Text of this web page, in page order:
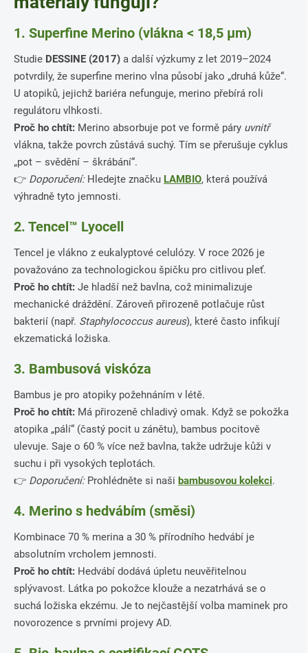
1. Superfine Merino (vlákna < 18,5 µm)
Studie DESSINE (2017) a další výzkumy z let 2019–2024
potvrdily, že superfine merino vlna působí jako „druhá kůže“.
U atopiků, jejichž bariéra nefunguje, merino přebírá roli
regulátoru vlhkosti.
Proč ho chtít: Merino absorbuje pot ve formě páry uvnitř
vlákna, takže povrch zůstává suchý. Tím se přerušuje cyklus
„pot – svědění – škrábání“.
👉 Doporučení:Hledejte značku LAMBIO, která používá
výhradně tyto jemnosti.
2. Tencel™ Lyocell
Tencel je vlákno z eukalyptové celulózy. V roce 2026 je
považováno za technologickou špičku pro citlivou pleť.
Proč ho chtít: Je hladší než bavlna, což minimalizuje
mechanické dráždění. Zároveň přirozeně potlačuje růst
bakterií (např. Staphylococcus aureus), které často infikují
ekzematická ložiska.
3. Bambusová viskóza
Bambus je pro atopiky požehnáním v létě.
Proč ho chtít: Má přirozeně chladivý omak. Když se pokožka
atopika „pálí“ (častý pocit u zánětu), bambus pocitově
ulevuje. Saje o 60 % více než bavlna, takže udržuje kůži v
suchu i při vysokých teplotách.
👉 Doporučení:Prohlédněte si naši bambusovou kolekci.
4. Merino s hedvábím (směsi)
Kombinace 70 % merina a 30 % přírodního hedvábí je
absolutním vrcholem jemnosti.
Proč ho chtít: Hedvábí dodává úpletu neuvěřitelnou
splývavost. Látka po pokožce klouže a nezatrhává se o
suchá ložiska ekzému. Je to nejčastější volba maminek pro
novorozence s prvními projevy AD.